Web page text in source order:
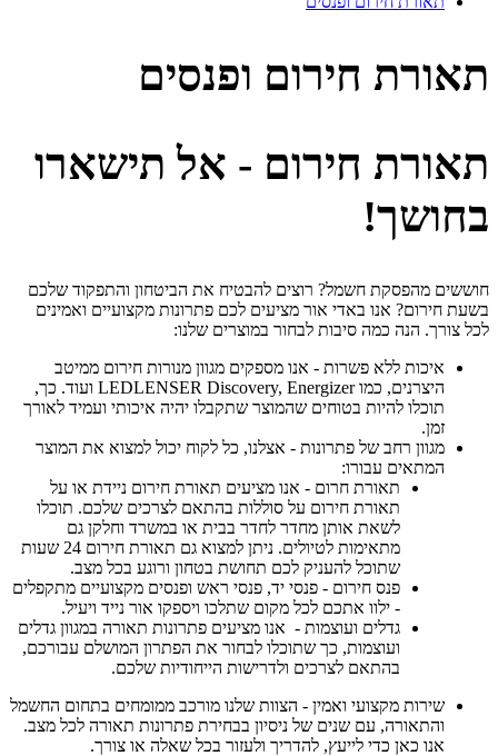
תאורת חירום ופנסים
תאורת חירום - אל תישארו
בחושך!
חוששים מהפסקת חשמל? רוצים להבטיח את הביטחון והתפקוד שלכם
בשעת חירום? אנו באדי אור מציעים לכם פתרונות מקצועיים ואמינים
לכל צורך. הנה כמה סיבות לבחור במוצרים שלנו:
איכות ללא פשרות - אנו מספקים מגוון מנורות חירום ממיטב
היצרנים, כמו LEDLENSER Discovery, Energizer ועוד. כך,
תוכלו להיות בטוחים שהמוצר שתקבלו יהיה איכותי ועמיד לאורך
זמן.
מגוון רחב של פתרונות - אצלנו, כל לקוח יכול למצוא את המוצר
המתאים עבורו:
תאורת חרום - אנו מציעים תאורת חירום ניידת או על
תאורת חירום על סוללות בהתאם לצרכים שלכם. תוכלו
לשאת אותן מחדר לחדר בבית או במשרד וחלקן גם
מתאימות לטיולים. ניתן למצוא גם תאורת חירום 24 שעות
שתוכל להעניק לכם תחושת בטחון ורוגע בכל מצב.
פנס חירום - פנסי יד, פנסי ראש ופנסים מקצועיים מתקפלים
- ילוו אתכם לכל מקום שתלכו ויספקו אור נייד ויעיל.
גדלים ועוצמות - אנו מציעים פתרונות תאורה במגוון גדלים
ועוצמות, כך שתוכלו לבחור את הפתרון המושלם עבורכם,
בהתאם לצרכים ולדרישות הייחודיות שלכם.
שירות מקצועי ואמין - הצוות שלנו מורכב ממומחים בתחום החשמל
והתאורה, עם שנים של ניסיון בבחירת פתרונות תאורה לכל מצב.
אנו כאן כדי לייעץ, להדריך ולעזור בכל שאלה או צורך.